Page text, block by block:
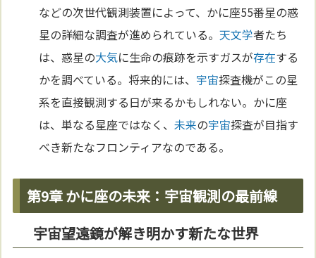
などの次世代観測装置によって、かに座55番星の惑
星の詳細な調査が進められている。天文学者たち
は、惑星の大気に生命の痕跡を示すガスが存在する
かを調べている。将来的には、 宇宙探査機がこの星
系を直接観測する日が来るかもしれない。かに座
は、単なる星座ではなく、未来の宇宙探査が目指す
べき新たなフロンティアなのである。
第9章 かに座の未来：宇宙観測の最前線
宇宙望遠鏡が解き明かす新たな世界